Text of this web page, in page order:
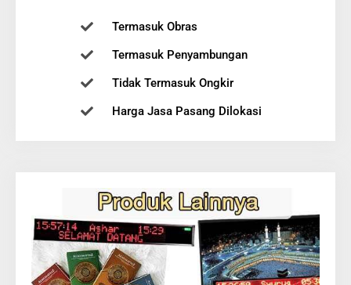
Termasuk Obras
Termasuk Penyambungan
Tidak Termasuk Ongkir
Harga Jasa Pasang Dilokasi